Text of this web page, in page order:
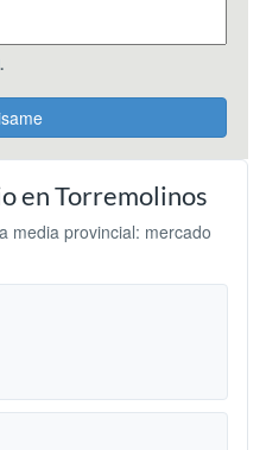
.
en Torremolinos
media provincial: mercado